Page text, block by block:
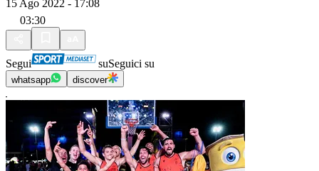
15 Ago 2022 - 17:08
03:30
Segui suSeguici su
whatsapp discover